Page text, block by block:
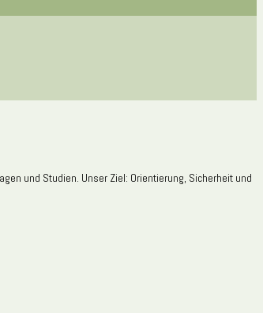
und Studien. Unser Ziel: Orientierung, Sicherheit und